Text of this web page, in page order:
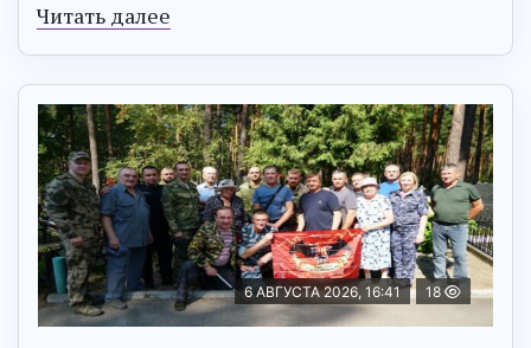
Читать далее
6 АВГУСТА 2026, 16:41 18